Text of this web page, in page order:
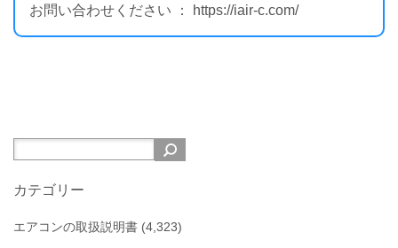
お問い合わせください ： https://iair-c.com/
カテゴリー
エアコンの取扱説明書 (4,323)